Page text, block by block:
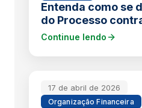
Entenda como se
do Processo
Continue lendo
17 de abril de 2026
Organização Financeira